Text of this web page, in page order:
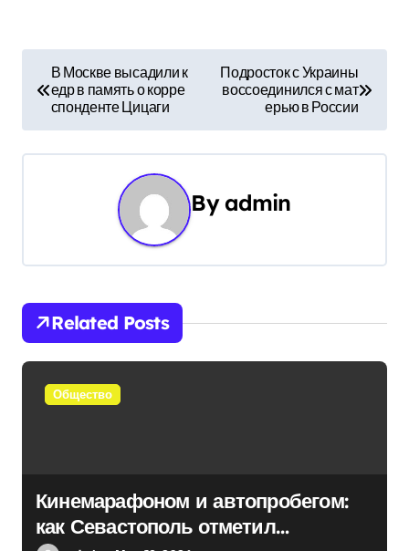
в
а
и
я
В Москве высадили к
едр в память о корре
спонденте Цицаги
Подросток с Украины
воссоединился с мат
ерью в России
Byadmin
Related Posts
Общество
Кинемарафоном и автопробегом:
как Севастополь отметил